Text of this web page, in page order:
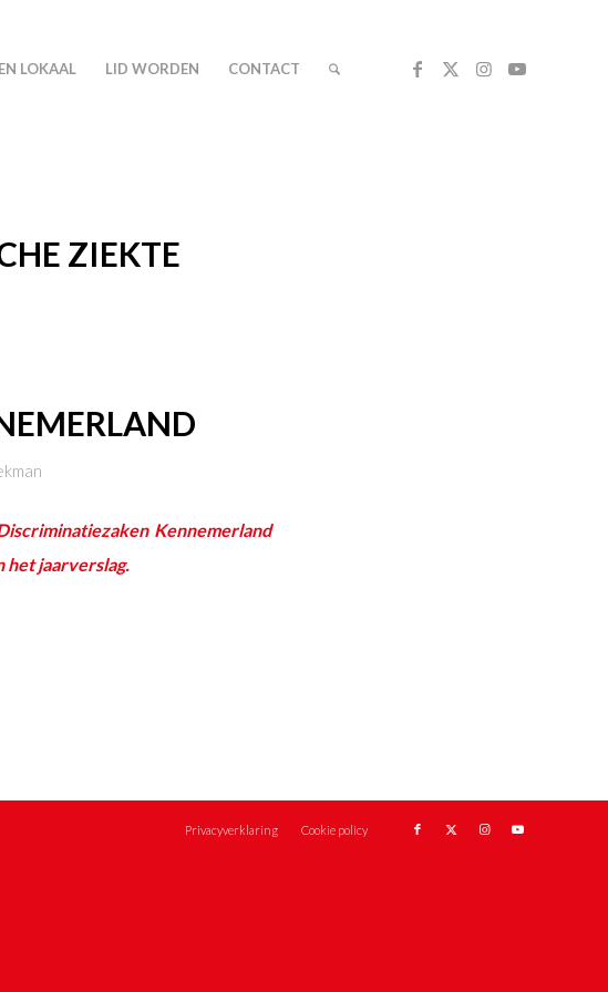
LOKAAL LID WORDEN CONTACT
ZIEKTE
Kennemerland
het jaarverslag.
Privacyverklaring Cookie policy